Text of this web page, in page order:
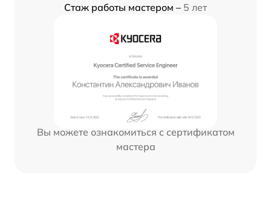
Стаж работы мастером – 5 лет
Вы можете ознакомиться с сертификатом
мастера